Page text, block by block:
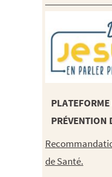
PRÉVENTION
de Santé.